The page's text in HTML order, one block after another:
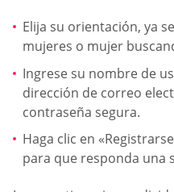
Elija su orientación, ya
mujeres o mujer
Ingrese su nombre de
dirección de correo
contraseña segura.
Haga clic en
para que responda una